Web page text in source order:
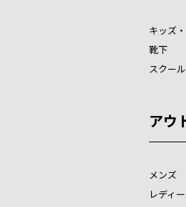
キッズ
靴下
スクー
アウ
メンズ
レディ